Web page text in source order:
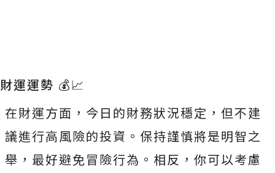
財運運勢 💰📈
在財運方面，今日的財務狀況穩定，但不建
議進行高風險的投資。保持謹慎將是明智之
舉，最好避免冒險行為。相反，你可以考慮